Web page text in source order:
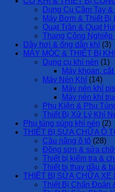
Dụng Cụ Cầm Tay
Máy Bơm & Thiết Bị
Quạt Trần & Quạt
Thang Công
Dây hơi & ống dẫn khí (3)
MÁY MÓC & THIẾT BỊ
Dụng cụ khí nén (1)
Máy khoan,
Máy Nén Khí (14)
Máy nén khí
Máy nén khí
Phụ Kiện & Phụ
Thiết Bị Xử Lý Khí
Phụ tùng súng khí nén (2)
THIẾT BỊ SỬA CHỮA Ô
Cầu nâng ô tô (28)
Đồng sơn & sửa
Thiết bị kiểm tra &
Thiết bị thay dầu &
THIẾT BỊ SỬA CHỮA XE
Thiết Bị Chẩn Đoán